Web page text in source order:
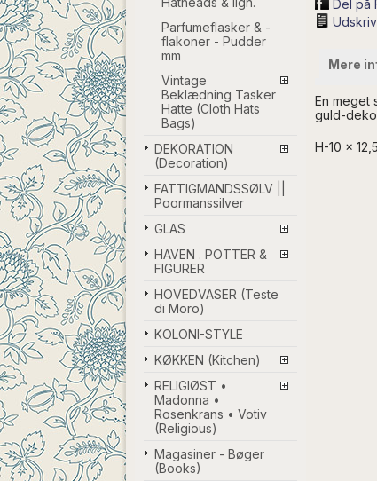
Parfumeflasker & -
flakoner - Pudder
mm
Vintage
Beklædning Tasker
Hatte (Cloth Hats
Bags)
DEKORATION
(Decoration)
FATTIGMANDSSØLV ||
Poormanssilver
GLAS
HAVEN . POTTER &
FIGURER
HOVEDVASER (Teste
di Moro)
KOLONI-STYLE
KØKKEN (Kitchen)
RELIGIØST •
Madonna •
Rosenkrans • Votiv
(Religious)
Magasiner - Bøger
(Books)
Del på
Udskriv
Mere
En meget
guld-
H-10 x